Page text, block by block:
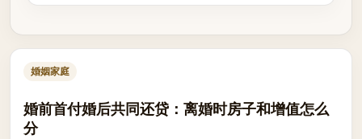
婚姻家庭
婚前首付婚后共同还贷：离婚时房子和增值怎么
分